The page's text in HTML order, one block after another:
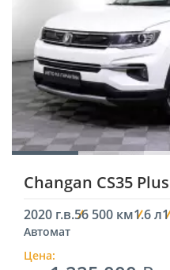
Changan CS35 Plus
2020 г.в.56 500 км1.6 л
Автомат
Цена: